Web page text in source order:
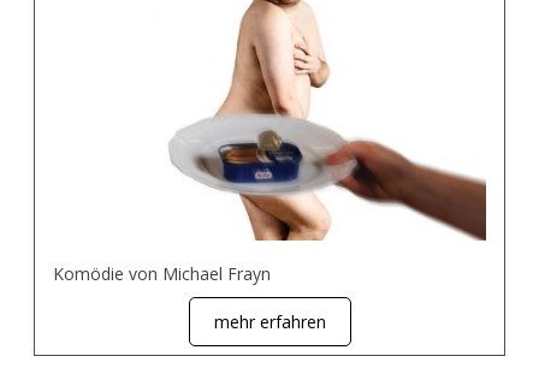
Komödie von Michael Frayn
mehr erfahren